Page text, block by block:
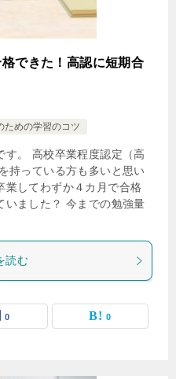
できた！高認に短期合
ための学習のコツ
す。 高校卒業程度認定（高
持っている方も多いと思い
業してわずか４カ月で合格
いました？ 今までの勉強量
読む
0 0